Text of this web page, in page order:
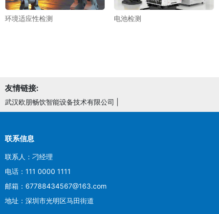
环境适应性检测 电池检测
友情链接:
武汉欧朋畅饮智能设备技术有限公司
联系信息
联系人：刁经理
电话：111 0000 1111
邮箱：67788434567@163.com
地址：深圳市光明区马田街道